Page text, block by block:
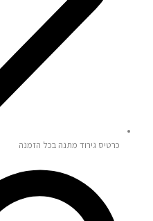
כרטיס גירוד מתנה בכל הזמנה